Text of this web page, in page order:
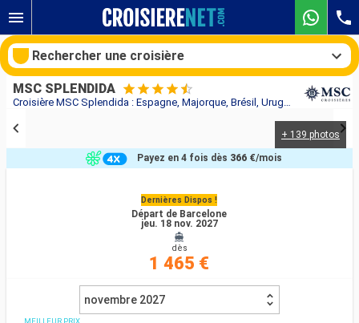
Croisière MSC Splendida : Espagne, Majorque, Brésil, Uruguay, Argentine au départ de Barcelone
MSC SPLENDIDA
+ 139 photos
Dernières Dispos !
Départ de Barcelone
jeu. 18 nov. 2027
dès
1 465 €
Payez en 4 fois dès 366 €/mois
novembre 2027
Rechercher une croisière
Compagnies
Rechercher